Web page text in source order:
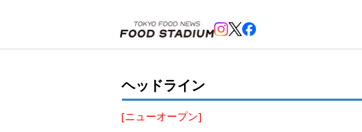
ヘッドライン
[ニューオープン]